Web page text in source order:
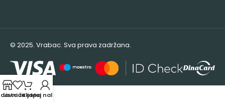
© 2025. Vrabac. Sva prava zadržana.
Lista željaKorpaMoj nalog